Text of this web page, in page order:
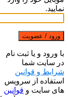
نمایید.
ورود / عضویت
با ورود و یا ثبت نام
در سایت شما
شرایط و قوانین
استفاده از سرویس
های سایت و قوانین